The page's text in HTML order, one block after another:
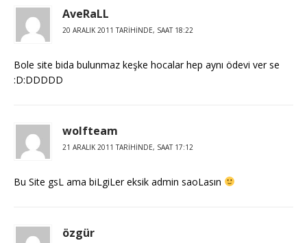
AveRaLL
20 ARALIK 2011 TARIHINDE, SAAT 18:22
Bole site bida bulunmaz keşke hocalar hep aynı ödevi ver se
:D:DDDDD
wolfteam
21 ARALIK 2011 TARIHINDE, SAAT 17:12
Bu Site gsL ama biLgiLer eksik admin saoLasın
özgür